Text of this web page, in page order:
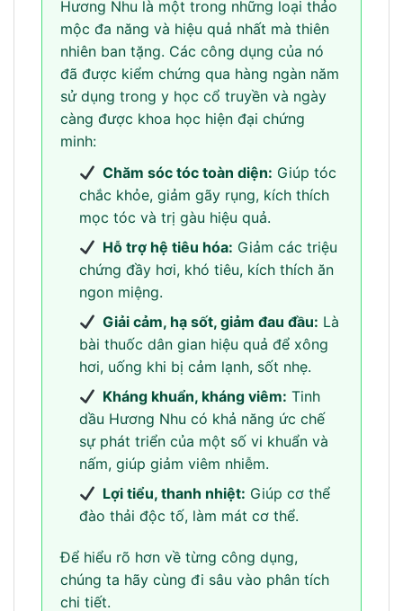
Hương Nhu là một trong những loại thảo
mộc đa năng và hiệu quả nhất mà thiên
nhiên ban tặng. Các công dụng của nó
đã được kiểm chứng qua hàng ngàn năm
sử dụng trong y học cổ truyền và ngày
càng được khoa học hiện đại chứng
minh:
Chăm sóc tóc toàn diện: Giúp tóc
chắc khỏe, giảm gãy rụng, kích thích
mọc tóc và trị gàu hiệu quả.
Hỗ trợ hệ tiêu hóa: Giảm các triệu
chứng đầy hơi, khó tiêu, kích thích ăn
ngon miệng.
Giải cảm, hạ sốt, giảm đau đầu: Là
bài thuốc dân gian hiệu quả để xông
hơi, uống khi bị cảm lạnh, sốt nhẹ.
Kháng khuẩn, kháng viêm: Tinh
dầu Hương Nhu có khả năng ức chế
sự phát triển của một số vi khuẩn và
nấm, giúp giảm viêm nhiễm.
Lợi tiểu, thanh nhiệt: Giúp cơ thể
đào thải độc tố, làm mát cơ thể.
Để hiểu rõ hơn về từng công dụng,
chúng ta hãy cùng đi sâu vào phân tích
chi tiết.